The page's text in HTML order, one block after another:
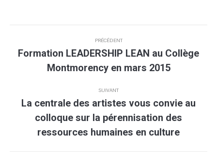
article
PRÉCÉDENT
précédent
Formation LEADERSHIP LEAN au Collège
Montmorency en mars 2015
SUIVANT
Article
suivant
:
La centrale des artistes vous convie au
colloque sur la pérennisation des
ressources humaines en culture